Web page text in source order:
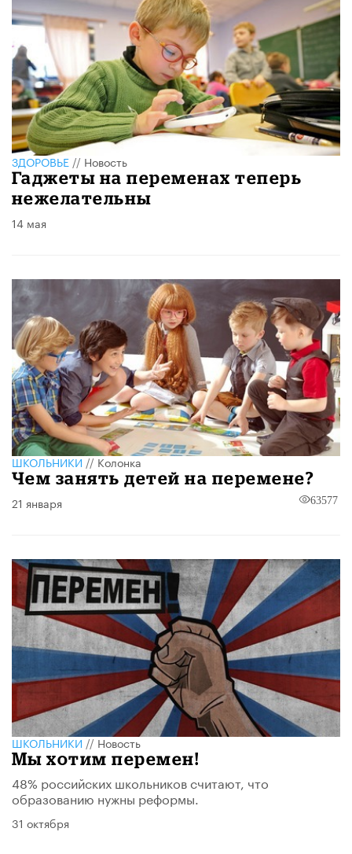
ЗДОРОВЬЕ // Новость
Гаджеты на переменах теперь
нежелательны
14 мая
ШКОЛЬНИКИ//Колонка
Чем занять детей на перемене?
21 января 63577
ШКОЛЬНИКИ//Новость
Мы хотим перемен!
48% российских школьников считают, что
образованию нужны реформы.
31 октября